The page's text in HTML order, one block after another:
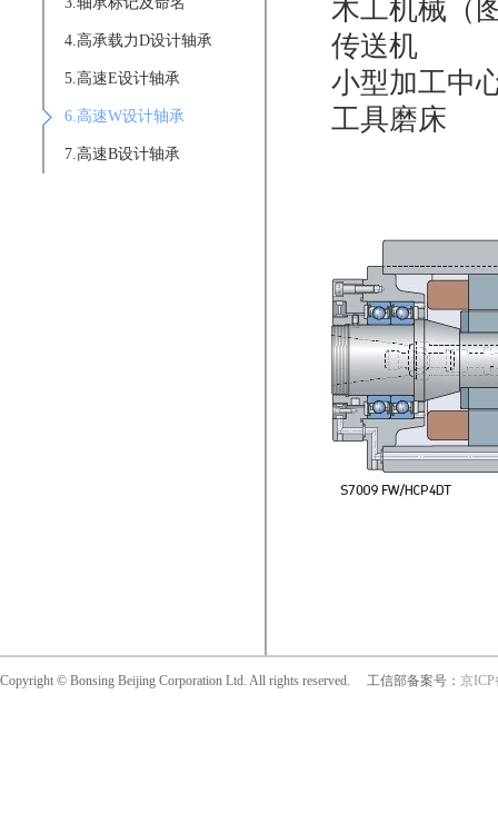
4.高承载力D设计轴承
5.高速E设计轴承
6.高速W设计轴承
7.高速B设计轴承
木工机械（
传送机
小型加工中
工具磨床
Copyright © Bonsing Beijing Corporation Ltd. All rights reserved. 工信部备案号： 京ICP